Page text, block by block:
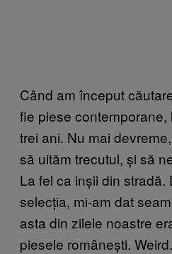
Când am început
fie piese
trei ani. Nu mai
să uităm trecutul, și să
La fel ca inșii din
selecția, mi-am dat
asta din zilele noastre
piesele românești. Weird.